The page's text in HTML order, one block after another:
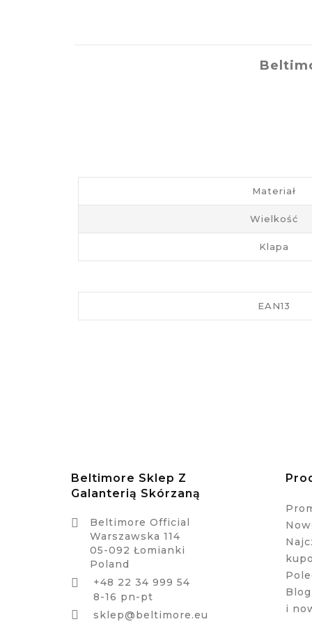
Materiał
Wielkość
Klapa
EAN13
Beltimore Sklep Z
Galanterią Skórzaną

Beltimore Official
Warszawska 114
05-092 Łomianki
Poland

+48 22 34 999 54
8-16 pn-pt
 sklep@beltimore.eu
i